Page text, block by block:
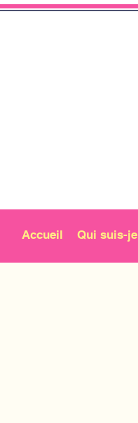
Accueil Qui suis-je